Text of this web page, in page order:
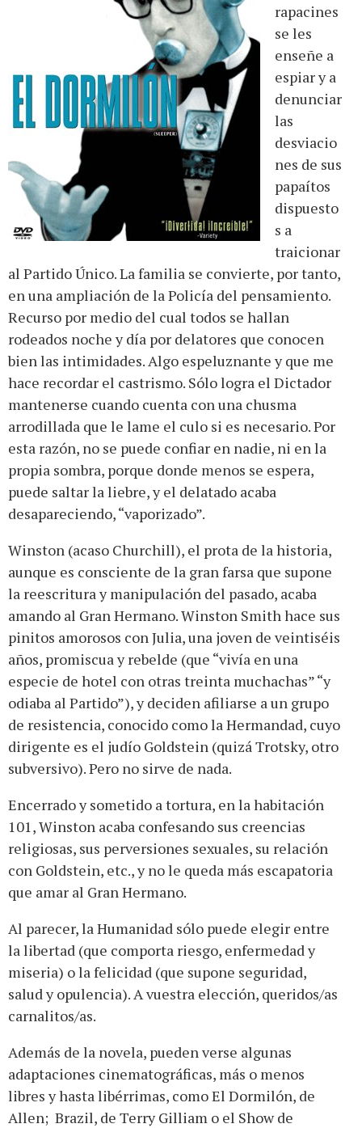
rapacines
se les
enseñe a
espiar y a
denunciar
las
desviacio
nes de sus
papaítos
dispuesto
s a
traicionar
al Partido Único. La familia se convierte, por tanto,
en una ampliación de la Policía del pensamiento.
Recurso por medio del cual todos se hallan
rodeados noche y día por delatores que conocen
bien las intimidades. Algo espeluznante y que me
hace recordar el castrismo. Sólo logra el Dictador
mantenerse cuando cuenta con una chusma
arrodillada que le lame el culo si es necesario. Por
esta razón, no se puede confiar en nadie, ni en la
propia sombra, porque donde menos se espera,
puede saltar la liebre, y el delatado acaba
desapareciendo, “vaporizado”.
Winston (acaso Churchill), el prota de la historia,
aunque es consciente de la gran farsa que supone
la reescritura y manipulación del pasado, acaba
amando al Gran Hermano. Winston Smith hace sus
pinitos amorosos con Julia, una joven de veintiséis
años, promiscua y rebelde (que “vivía en una
especie de hotel con otras treinta muchachas” “y
odiaba al Partido”), y deciden afiliarse a un grupo
de resistencia, conocido como la Hermandad, cuyo
dirigente es el judío Goldstein (quizá Trotsky, otro
subversivo). Pero no sirve de nada.
Encerrado y sometido a tortura, en la habitación
101, Winston acaba confesando sus creencias
religiosas, sus perversiones sexuales, su relación
con Goldstein, etc., y no le queda más escapatoria
que amar al Gran Hermano.
Al parecer, la Humanidad sólo puede elegir entre
la libertad (que comporta riesgo, enfermedad y
miseria) o la felicidad (que supone seguridad,
salud y opulencia). A vuestra elección, queridos/as
carnalitos/as.
Además de la novela, pueden verse algunas
adaptaciones cinematográficas, más o menos
libres y hasta libérrimas, como El Dormilón, de
Allen; Brazil, de Terry Gilliam o el Show de